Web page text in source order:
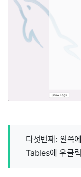
다섯번째: 왼쪽
Tables에 우클